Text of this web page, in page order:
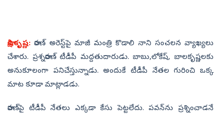
సాక్షి,కృష్ణ:రావణ్‌ అరెస్ట్‌పై మాజీ మంత్రి కొడాలి నాని సంచలన వ్యాఖ్యలు
చేశారు. ప్రశ్నరావణ్‌ టీడీపీ మద్దతుదారుడు. బాబు,లోకేష్‌, బాలకృష్ణలకు
అనుకూలంగా పనిచేస్తున్నాడు. అందుకే టీడీపీ నేతల గురించి ఒక్క
మాట కూడా మాట్లాడడు.
రావణ్‌పై టీడీపీ నేతలు ఎక్కడా కేసు పెట్టలేదు. పవన్‌ను ప్రశ్నించాడనే